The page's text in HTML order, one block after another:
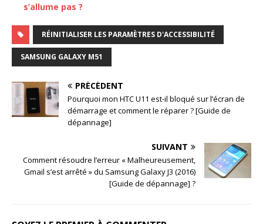
s’allume pas ?
RÉINITIALISER LES PARAMÈTRES D'ACCESSIBILITÉ
SAMSUNG GALAXY M51
PRÉCÉDENT
Pourquoi mon HTC U11 est-il bloqué sur l’écran de
démarrage et comment le réparer ? [Guide de
dépannage]
SUIVANT
Comment résoudre l’erreur « Malheureusement,
Gmail s’est arrêté » du Samsung Galaxy J3 (2016)
[Guide de dépannage] ?